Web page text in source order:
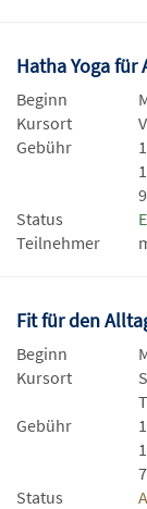
Hatha Yoga
Beginn
Kursort
Gebühr
Status
Teilnehmer
Fit für den
Beginn
Kursort
Gebühr
Status